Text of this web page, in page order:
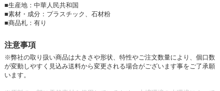
エコフレンドリー
■生産地：中華人民共和国
■素材・成分：プラスチック、石材粉
■商品札：有り
注意事項
※弊社の取り扱い商品は大きさや形状、特性やご注文数量により、個口数
が変動しやすく見込み送料から変更される場合がございます事をご了承願
います。